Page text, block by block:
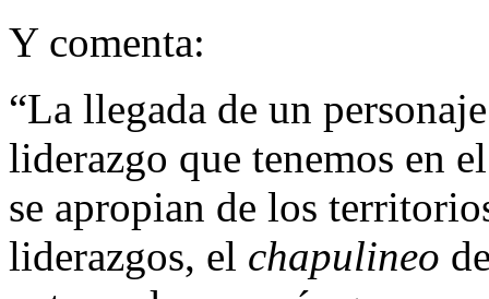
Y comenta:
“La llegada de un
liderazgo que tenemos en
se apropian de los
liderazgos, el chapulineo